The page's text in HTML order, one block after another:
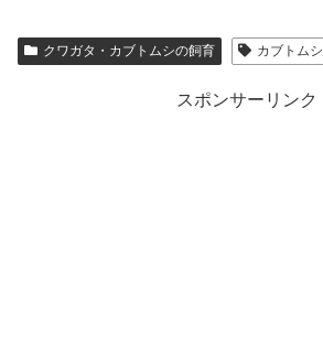
クワガタ・カブトムシの飼育 カブトムシ
スポンサーリンク